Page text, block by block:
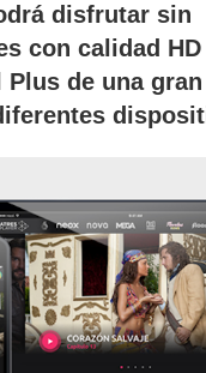
disfrutar sin
con calidad
de una